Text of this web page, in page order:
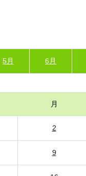
5月 6月
月
2
9